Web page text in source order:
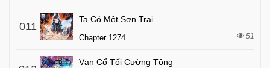
011
Ta Có Một Sơn Trại
Chapter 1274 51
Vạn Cổ Tối Cường Tông